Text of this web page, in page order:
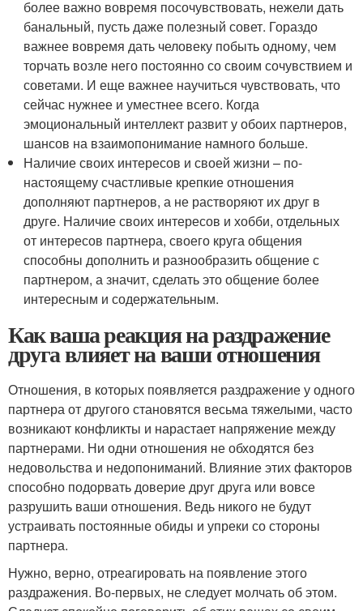
более важно вовремя посочувствовать, нежели дать
банальный, пусть даже полезный совет. Гораздо
важнее вовремя дать человеку побыть одному, чем
торчать возле него постоянно со своим сочувствием и
советами. И еще важнее научиться чувствовать, что
сейчас нужнее и уместнее всего. Когда
эмоциональный интеллект развит у обоих партнеров,
шансов на взаимопонимание намного больше.
Наличие своих интересов и своей жизни – по-
настоящему счастливые крепкие отношения
дополняют партнеров, а не растворяют их друг в
друге. Наличие своих интересов и хобби, отдельных
от интересов партнера, своего круга общения
способны дополнить и разнообразить общение с
партнером, а значит, сделать это общение более
интересным и содержательным.
Как ваша реакция на раздражение
друга влияет на ваши отношения
Отношения, в которых появляется раздражение у одного
партнера от другого становятся весьма тяжелыми, часто
возникают конфликты и нарастает напряжение между
партнерами. Ни одни отношения не обходятся без
недовольства и недопониманий. Влияние этих факторов
способно подорвать доверие друг друга или вовсе
разрушить ваши отношения. Ведь никого не будут
устраивать постоянные обиды и упреки со стороны
партнера.
Нужно, верно, отреагировать на появление этого
раздражения. Во-первых, не следует молчать об этом.